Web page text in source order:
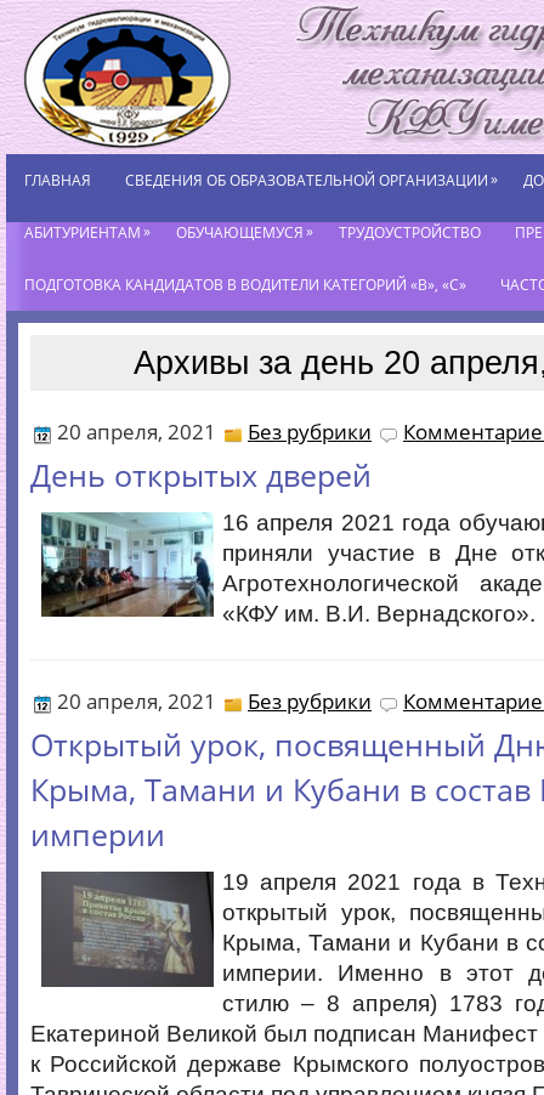
ГЛАВНАЯ СВЕДЕНИЯ ОБ ОБРАЗОВАТЕЛЬНОЙ ОРГАНИЗАЦИИ»
АБИТУРИЕНТАМ» ОБУЧАЮЩЕМУСЯ» ТРУДОУСТРОЙСТВО
ПОДГОТОВКА КАНДИДАТОВ В ВОДИТЕЛИ КАТЕГОРИЙ «В», «С»
Архивы за день 20
20 апреля, 2021 Без рубрики
День открытых дверей
16 апреля 2021 года
приняли участие в Дне
Агротехнологической
«КФУ им. В.И. Вернадского».
20 апреля, 2021 Без рубрики
Открытый урок, посвященный
Крыма, Тамани и Кубани в состав
империи
19 апреля 2021 года в
открытый урок,
Крыма, Тамани и Кубани в
империи. Именно в этот
стилю – 8 апреля) 1783
Екатериной Великой был подписан
к Российской державе Крымского